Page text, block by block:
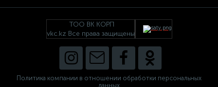
ТОО ВК КОРП
vkc.kz Все права защищены
Политика компании в отношении обработки персональных
данных